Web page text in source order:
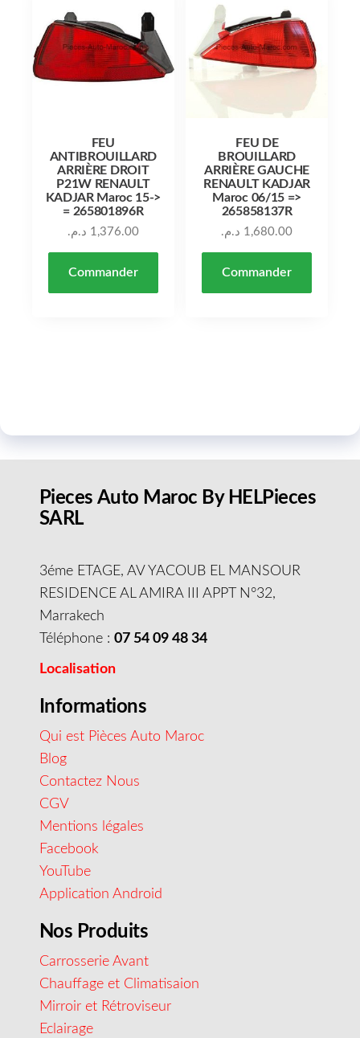
FEU
ANTIBROUILLARD
ARRIÈRE DROIT
P21W RENAULT
KADJAR Maroc 15->
= 265801896R
1,376.00 د.م.
Commander
FEU DE
BROUILLARD
ARRIÈRE GAUCHE
RENAULT KADJAR
Maroc 06/15 =>
265858137R
1,680.00 د.م.
Commander
Pieces Auto Maroc By HELPieces
SARL
3éme ETAGE, AV YACOUB EL MANSOUR
RESIDENCE AL AMIRA III APPT N°32,
Marrakech
Téléphone : 07 54 09 48 34
Localisation
Informations
Qui est Pièces Auto Maroc
Blog
Contactez Nous
CGV
Mentions légales
Facebook
YouTube
Application Android
Nos Produits
Carrosserie Avant
Chauffage et Climatisaion
Mirroir et Rétroviseur
Eclairage